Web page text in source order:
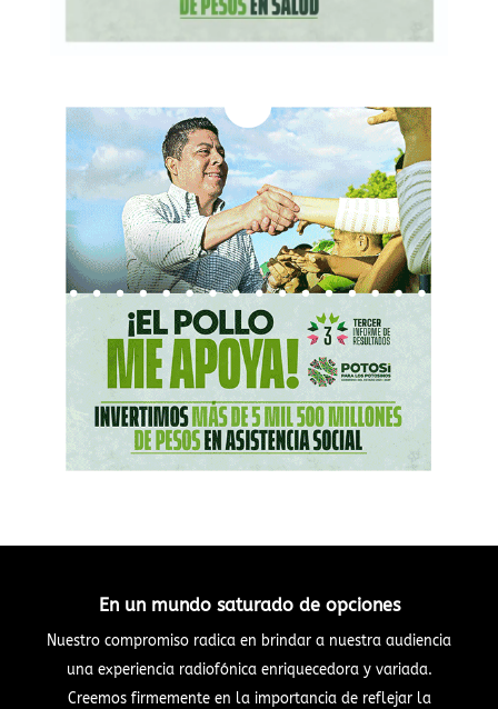
En un mundo saturado de opciones
Nuestro compromiso radica en brindar a nuestra audiencia
una experiencia radiofónica enriquecedora y variada.
Creemos firmemente en la importancia de reflejar la